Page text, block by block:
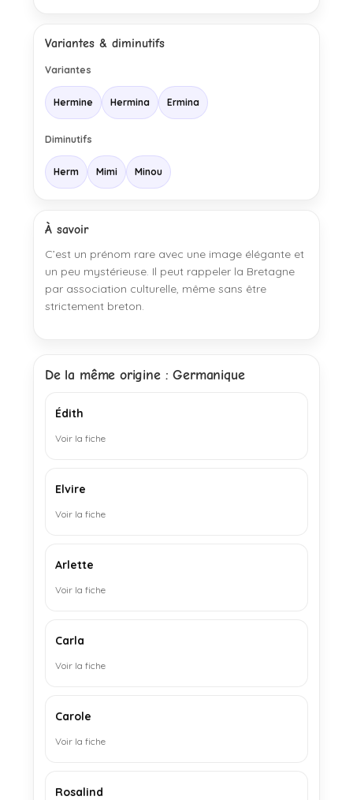
Variantes & diminutifs
Variantes
Hermine Hermina Ermina
Diminutifs
Herm Mimi Minou
À savoir
C’est un prénom rare avec une image élégante et
un peu mystérieuse. Il peut rappeler la Bretagne
par association culturelle, même sans être
strictement breton.
De la même origine : Germanique
Édith
Voir la fiche
Elvire
Voir la fiche
Arlette
Voir la fiche
Carla
Voir la fiche
Carole
Voir la fiche
Rosalind